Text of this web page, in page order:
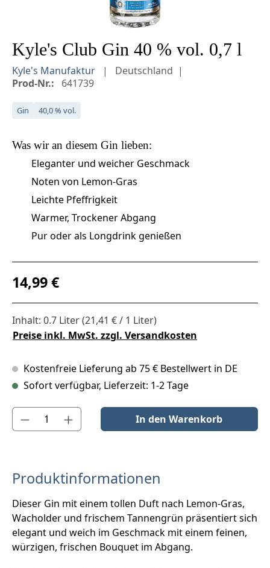
Kyle's Club Gin 40 % vol. 0,7 l
Kyle's Manufaktur
Deutschland
Prod-Nr.:
641739
Gin 40,0 % vol.
Was wir an diesem Gin lieben:
Eleganter und weicher Geschmack
Noten von Lemon-Gras
Leichte Pfeffrigkeit
Warmer, Trockener Abgang
Pur oder als Longdrink genießen
Regulärer Preis:
14,99 €
Inhalt: 0.7 Liter(21,41 € / 1 Liter)
Preise inkl. MwSt. zzgl. Versandkosten
Kostenfreie Lieferung ab 75 € Bestellwert in DE
Sofort verfügbar, Lieferzeit: 1-2 Tage
Produkt Anzahl: Gib den gewünschten Wert ein oder benutze
In den Warenkorb
Produktinformationen
Dieser Gin mit einem tollen Duft nach Lemon-Gras,
Wacholder und frischem Tannengrün präsentiert sich
elegant und weich im Geschmack mit einem feinen,
würzigen, frischen Bouquet im Abgang.